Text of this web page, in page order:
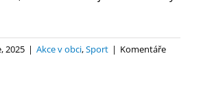
2025 | Akce v obci,Sport | Komentáře